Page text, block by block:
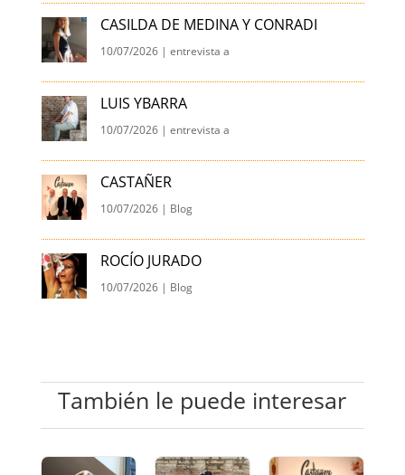
CASILDA DE MEDINA Y CONRADI
10/07/2026| entrevista a
LUIS YBARRA
10/07/2026| entrevista a
CASTAÑER
10/07/2026| Blog
ROCÍO JURADO
10/07/2026| Blog
También le puede interesar